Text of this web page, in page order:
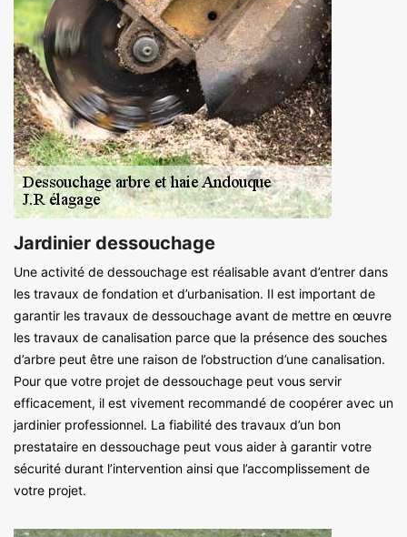
Jardinier dessouchage
Une activité de dessouchage est réalisable avant d’entrer dans
les travaux de fondation et d’urbanisation. Il est important de
garantir les travaux de dessouchage avant de mettre en œuvre
les travaux de canalisation parce que la présence des souches
d’arbre peut être une raison de l’obstruction d’une canalisation.
Pour que votre projet de dessouchage peut vous servir
efficacement, il est vivement recommandé de coopérer avec un
jardinier professionnel. La fiabilité des travaux d’un bon
prestataire en dessouchage peut vous aider à garantir votre
sécurité durant l’intervention ainsi que l’accomplissement de
votre projet.